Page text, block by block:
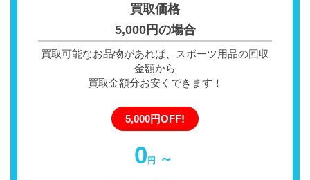
買取価格
5,000円の場合
買取可能なお品物があれば、スポーツ用品の回収
金額から
買取金額分お安くできます！
5,000円OFF!
0円 ～